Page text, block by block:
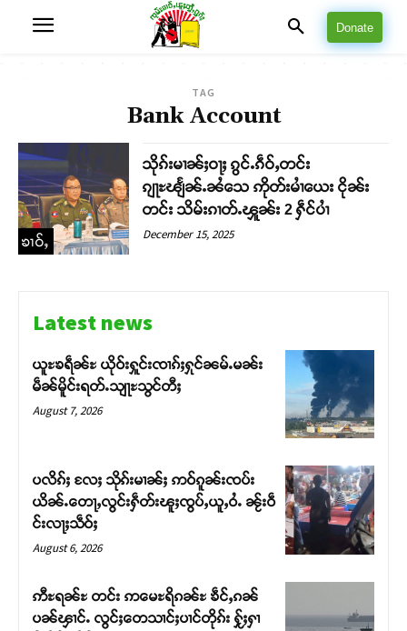
Donate
TAG
Bank Account
ၶၢဝ်ႇ
သိုၵ်းမၢၼ်ႈဝႃႈ ၵွင်ႉၵဵဝ်ႇတင်း
ၵျႃႊၽျႅၼ်ႉၼႆသေ ဢိုတ်းမၢႆယေး ငိုၼ်း
တင်း သိမ်းၵၢတ်ႉၾူၼ်း 2 ႁဵင်ပၢႆ
December 15, 2025
Latest news
ယူႊၶရဵၼ်ႊ ယိုဝ်းႁူင်းၸၢၵ်ႈႁုင်ၼမ်ႉမၼ်း
မဵၼ်မိူင်းရတ်ႉသျႃႊသွင်တီႈ
August 7, 2026
ပလိၵ်ႈ လႄႈ သိုၵ်းမၢၼ်ႈ ဢဝ်ၵူၼ်းၸပ်း
ယိၼ်ႉတေႃႇလွင်းႁဵတ်းၽူႈၸွပ်ႇယူႇဝႆႉ ၼႂ်းဝဵ
င်းလႃႈသဵဝ်ႈ
August 6, 2026
ဢီႊရၼ်ႊ တင်း ဢမေႊရိၵၼ်ႊ ၶဵင်ႇၵၼ်
ပၼ်ၾၢင်ႉ လွင်ႈတေသၢင်ႈပၢင်တိုၵ်း ႁႂ်ႈႁၢ